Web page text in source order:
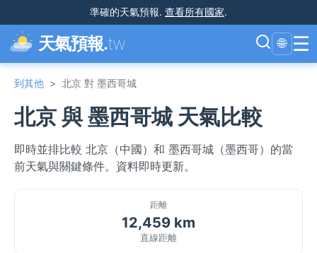
準確的天氣預報. 查看所有國家.
天氣預報.tw 🌐 ☰
到其他 > 北京 對 墨西哥城
北京 與 墨西哥城 天氣比較
即時並排比較 北京（中國）和 墨西哥城（墨西哥）的當
前天氣與關鍵條件。資料即時更新。
距離
12,459 km
直線距離